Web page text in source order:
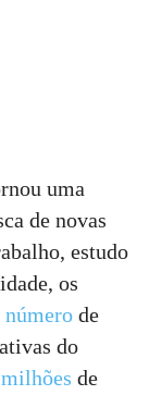
uma
de novas
estudo
os
de
do
de